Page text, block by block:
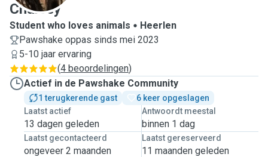
Chalsey
Student who loves animals
Heerlen
Pawshake oppas sinds mei 2023
5-10 jaar ervaring
(4 beoordelingen)
Actief in de Pawshake Community
1 terugkerende gast
6 keer opgeslagen
Laatst actief
13 dagen geleden
Antwoordt meestal
binnen 1 dag
Laatst gecontacteerd
ongeveer 2 maanden
Laatst gereserveerd
11 maanden geleden